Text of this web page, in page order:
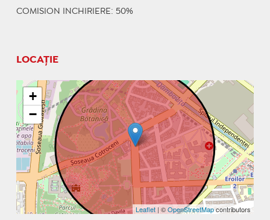
COMISION INCHIRIERE: 50%
LOCAȚIE
+
−
Leaflet | ©OpenStreetMapcontributors